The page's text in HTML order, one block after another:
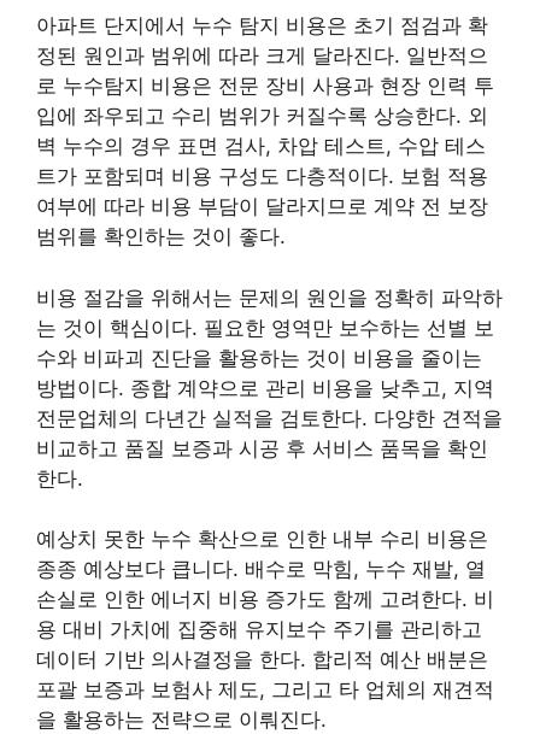
아파트 단지에서 누수 탐지 비용은 초기 점검과 확
정된 원인과 범위에 따라 크게 달라진다. 일반적으
로 누수탐지 비용은 전문 장비 사용과 현장 인력 투
입에 좌우되고 수리 범위가 커질수록 상승한다. 외
벽 누수의 경우 표면 검사, 차압 테스트, 수압 테스
트가 포함되며 비용 구성도 다층적이다. 보험 적용
여부에 따라 비용 부담이 달라지므로 계약 전 보장
범위를 확인하는 것이 좋다.
비용 절감을 위해서는 문제의 원인을 정확히 파악하
는 것이 핵심이다. 필요한 영역만 보수하는 선별 보
수와 비파괴 진단을 활용하는 것이 비용을 줄이는
방법이다. 종합 계약으로 관리 비용을 낮추고, 지역
전문업체의 다년간 실적을 검토한다. 다양한 견적을
비교하고 품질 보증과 시공 후 서비스 품목을 확인
한다.
예상치 못한 누수 확산으로 인한 내부 수리 비용은
종종 예상보다 큽니다. 배수로 막힘, 누수 재발, 열
손실로 인한 에너지 비용 증가도 함께 고려한다. 비
용 대비 가치에 집중해 유지보수 주기를 관리하고
데이터 기반 의사결정을 한다. 합리적 예산 배분은
포괄 보증과 보험사 제도, 그리고 타 업체의 재견적
을 활용하는 전략으로 이뤄진다.